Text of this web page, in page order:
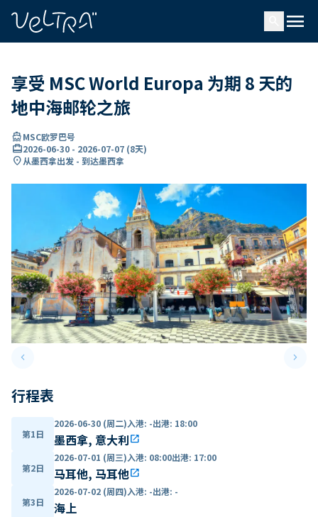
menu
享受 MSC World Europa 为期 8 天的
地中海邮轮之旅
directions_boatMSC欧罗巴号
card_travel2026-06-30 - 2026-07-07 (8天)
location_on从墨西拿出发 - 到达墨西拿
keyboard_arrow_leftPrevious slide keyboard_arrow_right
行程表
第1日
2026-06-30 (周二)入港: -出港: 18:00
墨西拿, 意大利open_in_new
第2日
2026-07-01 (周三)入港: 08:00出港: 17:00
马耳他, 马耳他open_in_new
第3日
2026-07-02 (周四)入港: -出港: -
海上